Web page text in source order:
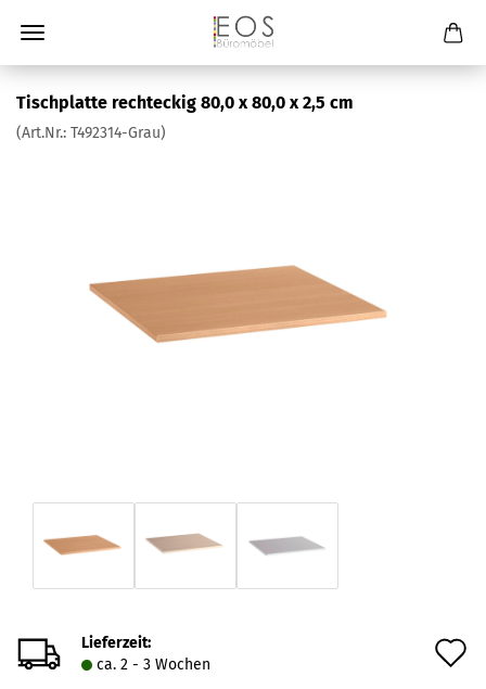
Tischplatte rechteckig 80,0 x 80,0 x 2,5 cm
(Art.Nr.: T492314-Grau)
Lieferzeit:
ca. 2 - 3 Wochen